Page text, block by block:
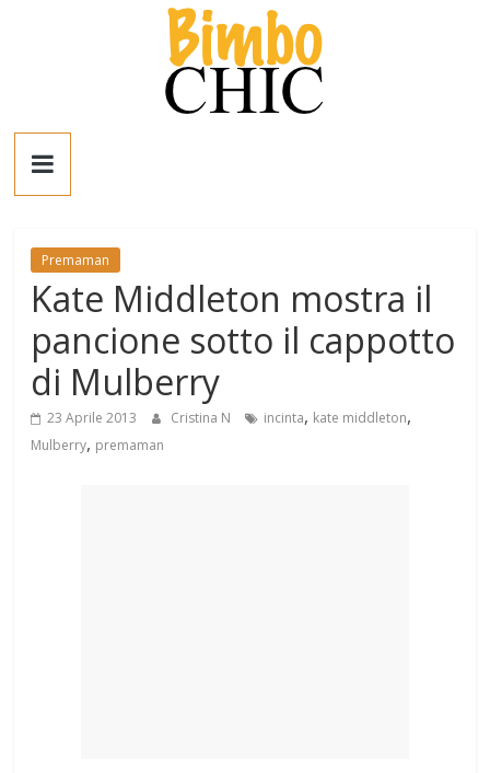
Bimbo
News
moda,
mamme,
spettacolo
bambini:
news
Italia
Premaman
Kate Middleton mostra il
pancione sotto il cappotto
di Mulberry
23 Aprile 2013 Cristina N incinta, kate middleton,
Mulberry, premaman